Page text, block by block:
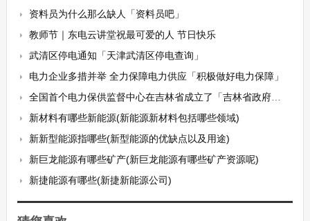
资料员为什么那么缺人「资料员吧」
教师节｜东电云讲堂祝最可爱的人 节日快乐
武清区停电通知「天津武清区停电查询」
电力企业多措并举 全力保障电力供应「积极做好电力保障」
全国首个电力保供监督中心在吉林省成立了「吉林省政府官网」
新材料有哪些新能源(新能源新材料包括哪些领域)
新新型能源指哪些(新型能源的优缺点以及用途)
新巨龙能源有哪些矿产(新巨龙能源有哪些矿产资源呢)
新捷能源有哪些(新捷新能源公司)